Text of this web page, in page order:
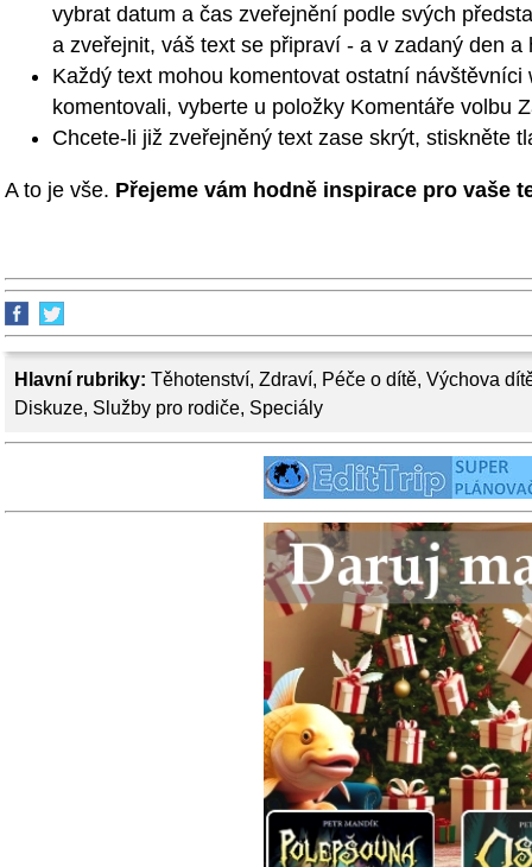
Hlavní rubriky: Těhotenství, Zdraví, Péče o dítě, Výchova
Diskuze, Služby pro rodiče, Speciály
vybrat datum a čas zveřejnění podle svých
a zveřejnit, váš text se připraví - a v zadaný den a
Každý text mohou komentovat ostatní
komentovali, vyberte u položky Komentáře volbu
Chcete-li již zveřejněný text zase skrýt, stiskněte
A to je vše. Přejeme vám hodně inspirace pro vaše